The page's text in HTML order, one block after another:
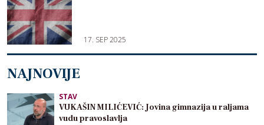
17. SEP 2025
NAJNOVIJE
STAV
VUKAŠIN MILIĆEVIĆ: Jovina gimnazija u raljama
vudu pravoslavlja